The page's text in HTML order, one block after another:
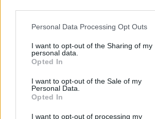
Please note that this website/app uses
not limited to your visit or usage
grant or deny consent to Google and its
use your data for below specified
consent section.
Personal Data Processing Opt Outs
I want to opt-out of the Sharing of my
personal data.
Opted In
I want to opt-out of the Sale of my
Personal Data.
Opted In
I want to opt-out of processing my